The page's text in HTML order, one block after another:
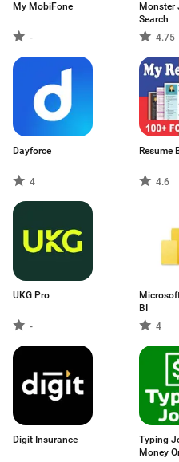
My MobiFone
-
Monster
Search
4.75
Dayforce
4
Resume
4.6
UKG Pro
-
BI
4
Digit Insurance
Typing
Money